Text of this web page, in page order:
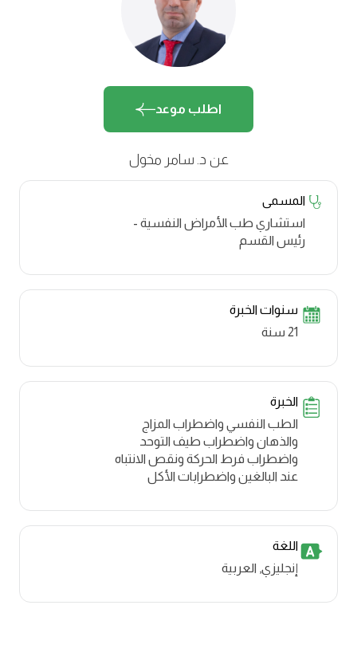
اطلب موعد
عن د. سامر م‍خ‍ول​
المسمى
استشاري طب ‍الأمراض النفسية -
رئيس القسم​
سنوات الخبرة
21 سنة
الخبرة
الطب النفسي واضطراب المزاج
والذهان واضطراب طيف التوحد
واضطراب فرط الحركة ونقص الانتباه
عند البالغين واضطرابات الأكل
اللغة
إنجليزي, العربية